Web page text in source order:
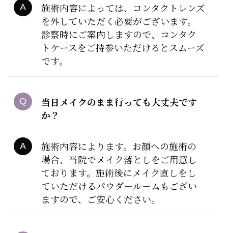
施術内容によっては、コンタクトレンズ
を外していただく必要がございます。
診察時にご案内しますので、コンタク
トケースをご持参いただけるとスムーズ
です。
当日メイクのまま行っても大丈夫です
か？
施術内容によります。お顔への施術の
場合、当院でメイク落としをご用意し
ております。施術後にメイク直しをし
ていただけるパウダールームもござい
ますので、ご安心ください。